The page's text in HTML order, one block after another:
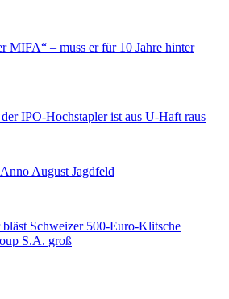
MIFA“ – muss er für 10 Jahre hinter
IPO-Hochstapler ist aus U-Haft raus
August Jagdfeld
Schweizer 500-Euro-Klitsche
S.A. groß